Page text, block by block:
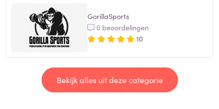
GorillaSports
0 beoordelingen
10
Bekijk alles uit deze categorie